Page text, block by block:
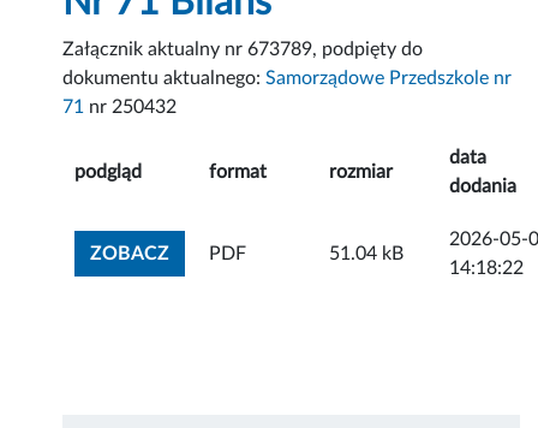
Załącznik aktualny nr 673789, podpięty do
dokumentu aktualnego:Samorządowe Przedszkole nr
71 nr 250432
podgląd format rozmiar
data
dodania
ZOBACZZOBACZ ZAŁĄCZNIK
PDF 51.04 kB
2026-05-
14:18:22